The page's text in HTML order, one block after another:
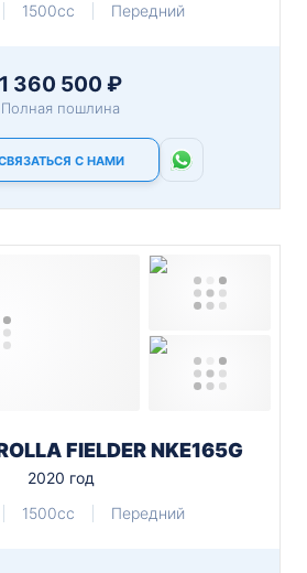
1500cc Передний
1 360 500 ₽
Полная пошлина
С НАМИ
FIELDER NKE165G
2020 год
1500cc Передний